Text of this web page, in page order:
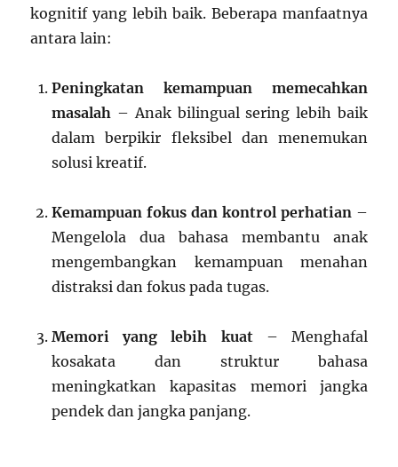
kognitif yang lebih baik. Beberapa manfaatnya
antara lain:
Peningkatan kemampuan memecahkan
masalah – Anak bilingual sering lebih baik
dalam berpikir fleksibel dan menemukan
solusi kreatif.
Kemampuan fokus dan kontrol perhatian–
Mengelola dua bahasa membantu anak
mengembangkan kemampuan menahan
distraksi dan fokus pada tugas.
Memori yang lebih kuat– Menghafal
kosakata dan struktur bahasa
meningkatkan kapasitas memori jangka
pendek dan jangka panjang.